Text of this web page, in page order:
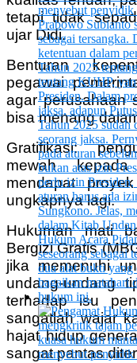
tetapi tidak
ujar Didi.
Benturan
pegawai
agar perusahaan
bisa menang
Gratifikasi:
mewah
mendapat
ungkapnya lagi.
Hukuman mati
Bergizi Gratis
jika memenuhi
undang-undang
terhadap isu
sangatlah wajar
hajat hidup
sangat pantas